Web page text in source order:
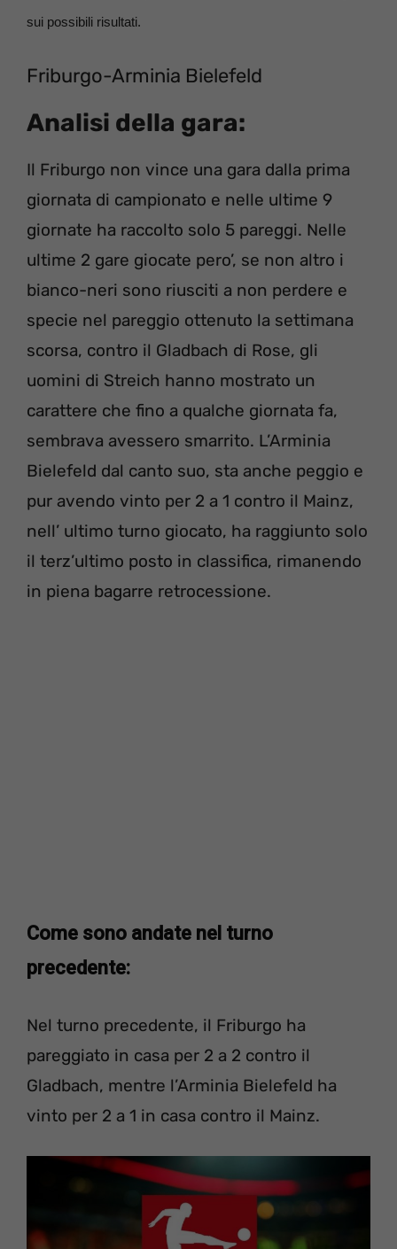
sui possibili risultati.
Friburgo-Arminia Bielefeld
Analisi della gara:
Il Friburgo non vince una gara dalla prima
giornata di campionato e nelle ultime 9
giornate ha raccolto solo 5 pareggi. Nelle
ultime 2 gare giocate pero’, se non altro i
bianco-neri sono riusciti a non perdere e
specie nel pareggio ottenuto la settimana
scorsa, contro il Gladbach di Rose, gli
uomini di Streich hanno mostrato un
carattere che fino a qualche giornata fa,
sembrava avessero smarrito. L’Arminia
Bielefeld dal canto suo, sta anche peggio e
pur avendo vinto per 2 a 1 contro il Mainz,
nell’ ultimo turno giocato, ha raggiunto solo
il terz’ultimo posto in classifica, rimanendo
in piena bagarre retrocessione.
Come sono andate nel turno
precedente:
Nel turno precedente, il Friburgo ha
pareggiato in casa per 2 a 2 contro il
Gladbach, mentre l’Arminia Bielefeld ha
vinto per 2 a 1 in casa contro il Mainz.